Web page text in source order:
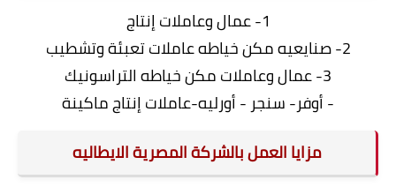
1- عمال وعاملات إنتاج
2- صنايعيه مكن خياطه عاملات تعبئة وتشطيب
3- عمال وعاملات مكن خياطه التراسونيك
- أوفر- سنجر - أورليه-عاملات إنتاج ماكينة
مزايا العمل بالشركة المصرية الايطاليه